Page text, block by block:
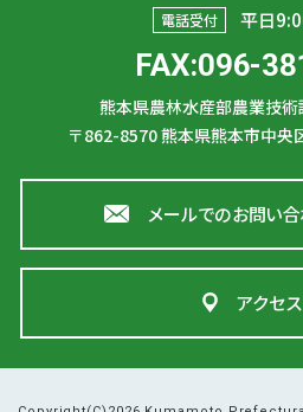
電話受付 平日
FAX:096-
熊本県農林水産部農業技
〒862-8570熊本県熊本市中央
メールでのお問い
アクセス